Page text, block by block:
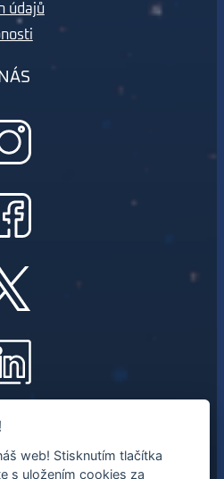
údajů
o nejnovějších
web! Stisknutím tlačítka
s uložením cookies za